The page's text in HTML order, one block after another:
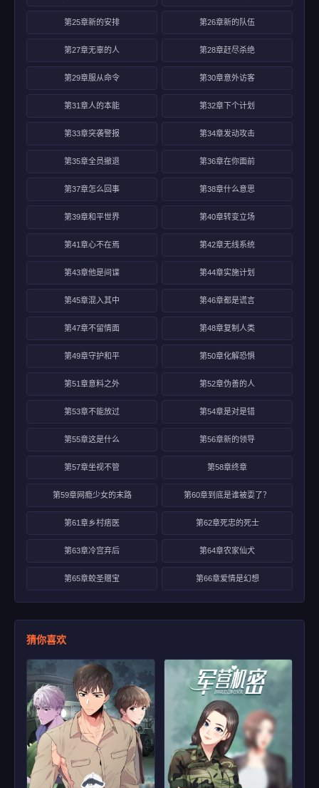
第25章新的安排 第26章新的队伍
第27章无辜的人 第28章赶尽杀绝
第29章服从命令 第30章意外访客
第31章人的本能 第32章下个计划
第33章突袭警报 第34章发动攻击
第35章全员撤退 第36章在你面前
第37章怎么回事 第38章什么意思
第39章和平世界 第40章转变立场
第41章心不在焉 第42章无线系统
第43章他是间谍 第44章实施计划
第45章混入其中 第46章都是谎言
第47章不留情面 第48章复制人类
第49章守护和平 第50章化解恐惧
第51章意料之外 第52章伪善的人
第53章不能放过 第54章是对是错
第55章这是什么 第56章新的领导
第57章坐视不管 第58章终章
第59章网瘾少女的末路 第60章到底是谁被耍了？
第61章乡村痞医 第62章死忠的死士
第63章冷宫弃后 第64章农家仙犬
第65章蛟圣赠宝 第66章爱情是幻想
猜你喜欢